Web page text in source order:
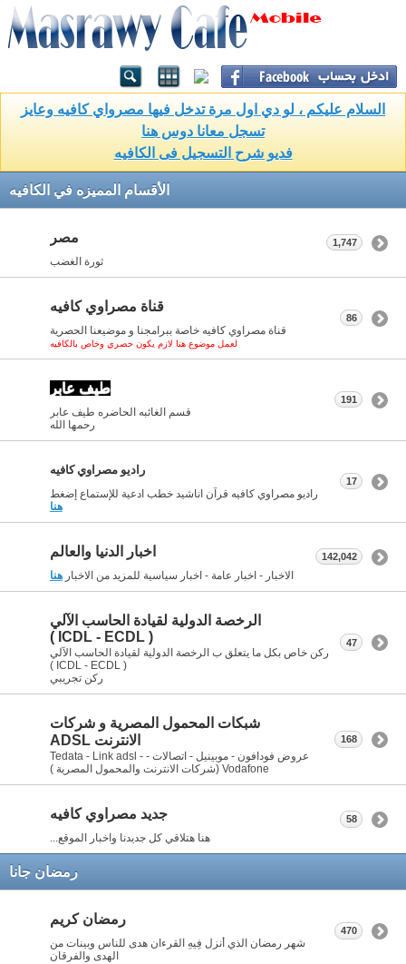
السلام عليكم ، لو دي اول مرة تدخل فيها مصرواي كافيه وعايز
تسجل معانا دوس هنا
فديو شرح التسجيل فى الكافيه
الأقسام المميزه في الكافيه
مصر
ثورة الغضب
1,747
قناة مصراوي كافيه
قناة مصراوي كافيه خاصة ببرامجنا و موضيعنا الحصرية
لعمل موضوع هنا لازم يكون حصري وخاص بالكافيه
86
طيف عابر
قسم الغائبه الحاضره طيف عابر
رحمها الله
191
راديو مصراوي كافيه
راديو مصراوي كافيه قرآن اناشيد خطب ادعية للإستماع إضغط
هنا
17
اخبار الدنيا والعالم
الاخبار - اخبار عامة - اخبار سياسية للمزيد من الاخبار هنا
142,042
الرخصة الدولية لقيادة الحاسب الآلي
( ICDL - ECDL )
ركن خاص بكل ما يتعلق ب الرخصة الدولية لقيادة الحاسب الآلي
( ICDL - ECDL )
ركن تجريبي
47
شبكات المحمول المصرية و شركات
الانترنت ADSL
عروض فودافون - موبينيل - اتصالات - Tedata - Link adsl -
Vodafone (شركات الانترنت والمحمول المصرية )
168
جديد مصراوي كافيه
هنا هتلاقي كل جديدنا واخبار الموقع...
58
رمضان جانا
رمضان كريم
شهر رمضان الذي أنزل فِيهِ القرءان هدى للناس وبينات من
الهدى والفرقان
470